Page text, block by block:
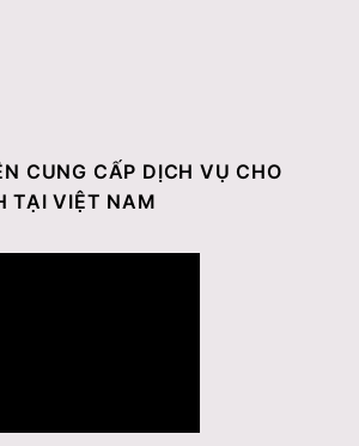
CUNG CẤP DỊCH VỤ CHO
TẠI VIỆT NAM